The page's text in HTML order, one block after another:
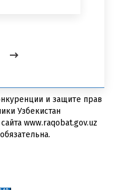
и защите прав
Узбекистан
www.raqobat.gov.uz